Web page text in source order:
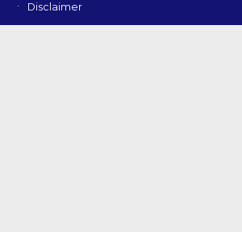
Disclaimer